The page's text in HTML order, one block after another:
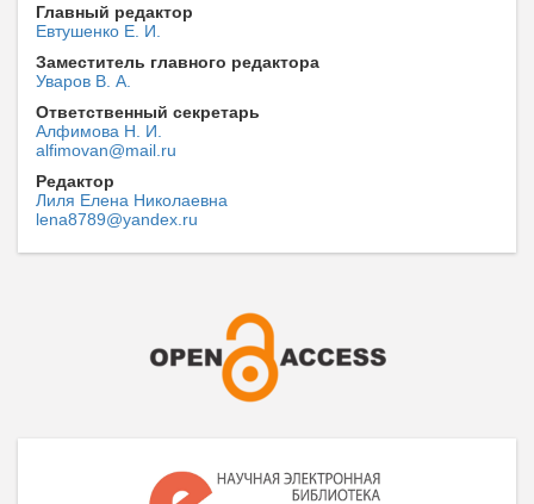
Главный редактор
Евтушенко Е. И.
Заместитель главного редактора
Уваров В. А.
Ответственный секретарь
Алфимова Н. И.
alfimovan@mail.ru
Редактор
Лиля Елена Николаевна
lena8789@yandex.ru